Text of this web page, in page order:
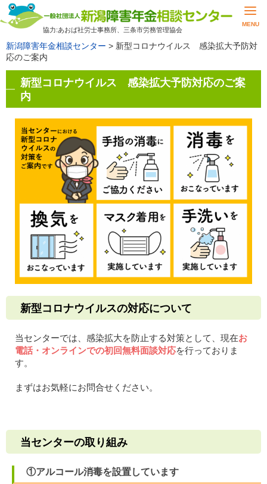
協力:あおば社労士事務所、三条市労務管理協会
MENU
新潟障害年金相談センター > 新型コロナウイルス 感染拡大予防対
応のご案内
新型コロナウイルス 感染拡大予防対応のご案
内
新型コロナウイルスの対応について
当センターでは、感染拡大を防止する対策として、 現在お
電話・オンラインでの初回無料面談対応を行っておりま
す。
まずはお気軽にお問合せください。
当センターの取り組み
①アルコール消毒を設置しています